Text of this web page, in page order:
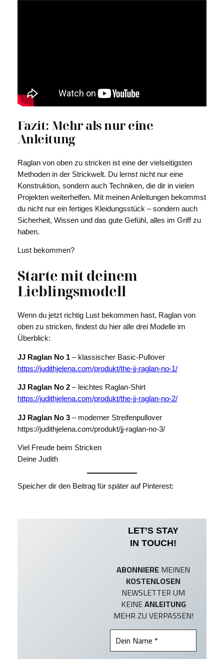
r
J
a
l
a
n
N
o
3
M
e
g
e
Fazit: Mehr als nur eine
Anleitung
Raglan von oben zu stricken ist eine der vielseitigsten
Methoden in der Strickwelt. Du lernst nicht nur eine
Konstruktion, sondern auch Techniken, die dir in vielen
Projekten weiterhelfen. Mit meinen Anleitungen bekommst
du nicht nur ein fertiges Kleidungsstück – sondern auch
Sicherheit, Wissen und das gute Gefühl, alles im Griff zu
haben.
Lust bekommen?
Starte mit deinem
Lieblingsmodell
Wenn du jetzt richtig Lust bekommen hast, Raglan von
oben zu stricken, findest du hier alle drei Modelle im
Überblick:
JJ Raglan No 1– klassischer Basic-Pullover
https://judithjelena.com/produkt/the-jj-raglan-no-1/
JJ Raglan No 2– leichtes Raglan-Shirt
https://judithjelena.com/produkt/the-jj-raglan-no-2/
JJ Raglan No 3– moderner Streifenpullover
https://judithjelena.com/produkt/jj-raglan-no-3/
Viel Freude beim Stricken
Deine Judith
Speicher dir den Beitrag für später auf Pinterest:
LET’S STAY
IN TOUCH!
ABONNIEREMEINEN
KOSTENLOSEN
NEWSLETTER UM
KEINEANLEITUNG
MEHR ZU VERPASSEN!